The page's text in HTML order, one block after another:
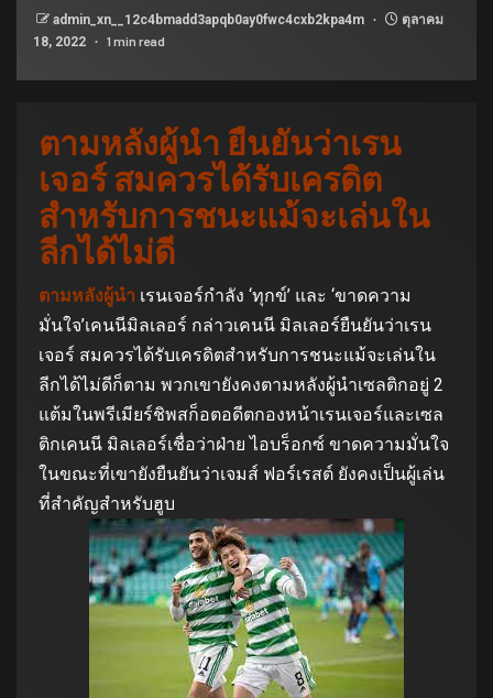
admin_xn__12c4bmadd3apqb0ay0fwc4cxb2kpa4m
ตุลาคม
18, 2022
1 min read
ตามหลังผู้นำ ยืนยันว่าเรน
เจอร์ สมควรได้รับเครดิต
สำหรับการชนะแม้จะเล่นใน
ลีกได้ไม่ดี
ตามหลังผู้นำ เรนเจอร์กำลัง ‘ทุกข์’ และ ‘ขาดความ
มั่นใจ’เคนนีมิลเลอร์ กล่าวเคนนี มิลเลอร์ยืนยันว่าเรน
เจอร์ สมควรได้รับเครดิตสำหรับการชนะแม้จะเล่นใน
ลีกได้ไม่ดีก็ตาม พวกเขายังคงตามหลังผู้นำเซลติกอยู่ 2
แต้มในพรีเมียร์ชิพสก็อตอดีตกองหน้าเรนเจอร์และเซล
ติกเคนนี มิลเลอร์เชื่อว่าฝ่าย ไอบร็อกซ์ ขาดความมั่นใจ
ในขณะที่เขายังยืนยันว่าเจมส์ ฟอร์เรสต์ ยังคงเป็นผู้เล่น
ที่สำคัญสำหรับฮูบ